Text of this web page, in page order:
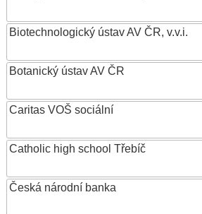
Biotechnologický ústav AV ČR, v.v.i.
Botanický ústav AV ČR
Caritas VOŠ sociální
Catholic high school Třebíč
Česká národní banka